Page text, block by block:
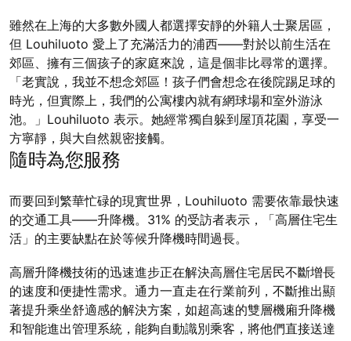
雖然在上海的大多數外國人都選擇安靜的外籍人士聚居區，
但 Louhiluoto 愛上了充滿活力的浦西——對於以前生活在
郊區、擁有三個孩子的家庭來說，這是個非比尋常的選擇。
「老實說，我並不想念郊區！孩子們會想念在後院踢足球的
時光，但實際上，我們的公寓樓內就有網球場和室外游泳
池。」Louhiluoto 表示。她經常獨自躲到屋頂花園，享受一
方寧靜，與大自然親密接觸。
隨時為您服務
而要回到繁華忙碌的現實世界，Louhiluoto 需要依靠最快速
的交通工具——升降機。31% 的受訪者表示，「高層住宅生
活」的主要缺點在於等候升降機時間過長。
高層升降機技術的迅速進步正在解決高層住宅居民不斷增長
的速度和便捷性需求。通力一直走在行業前列，不斷推出顯
著提升乘坐舒適感的解決方案，如超高速的雙層機廂升降機
和智能進出管理系統，能夠自動識別乘客，將他們直接送達